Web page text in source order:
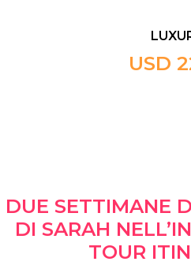
USD
DUE SETTIMANE
DI SARAH
TOUR